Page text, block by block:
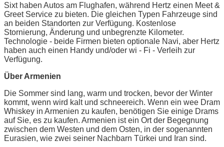
Sixt haben Autos am Flughafen, während Hertz einen Meet &
Greet Service zu bieten. Die gleichen Typen Fahrzeuge sind
an beiden Standorten zur Verfügung. Kostenlose
Stornierung, Änderung und unbegrenzte Kilometer.
Technologie - beide Firmen bieten optionale Navi, aber Hertz
haben auch einen Handy und/oder wi - Fi - Verleih zur
Verfügung.
Über Armenien
Die Sommer sind lang, warm und trocken, bevor der Winter
kommt, wenn wird kalt und schneereich. Wenn ein wee Dram
Whiskey in Armenien zu kaufen, benötigen Sie einige Drams
auf Sie, es zu kaufen. Armenien ist ein Ort der Begegnung
zwischen dem Westen und dem Osten, in der sogenannten
Eurasien, wie zwei seiner Nachbarn Türkei und Iran sind.